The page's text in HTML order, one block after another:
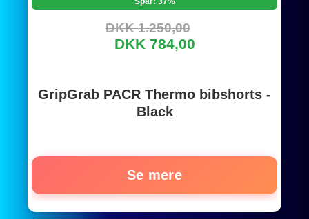
DKK 1.250,00
DKK 784,00
GripGrab PACR Thermo bibshorts -
Black
Se mere